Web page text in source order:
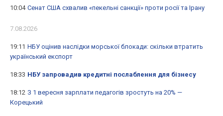
10:04 Сенат США схвалив «пекельні санкції» проти росії та Ірану
7.08.2026
19:11 НБУ оцінив наслідки морської блокади: скільки втратить
український експорт
18:33 НБУ запровадив кредитні послаблення для бізнесу
18:12 З 1 вересня зарплати педагогів зростуть на 20% —
Корецький